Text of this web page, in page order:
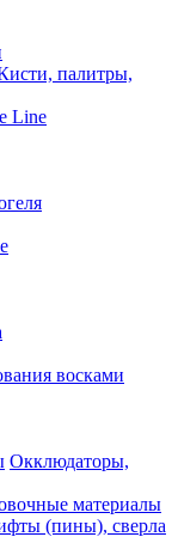
палитры,
Line
восками
Окклюдаторы,
материалы
(пины), сверла